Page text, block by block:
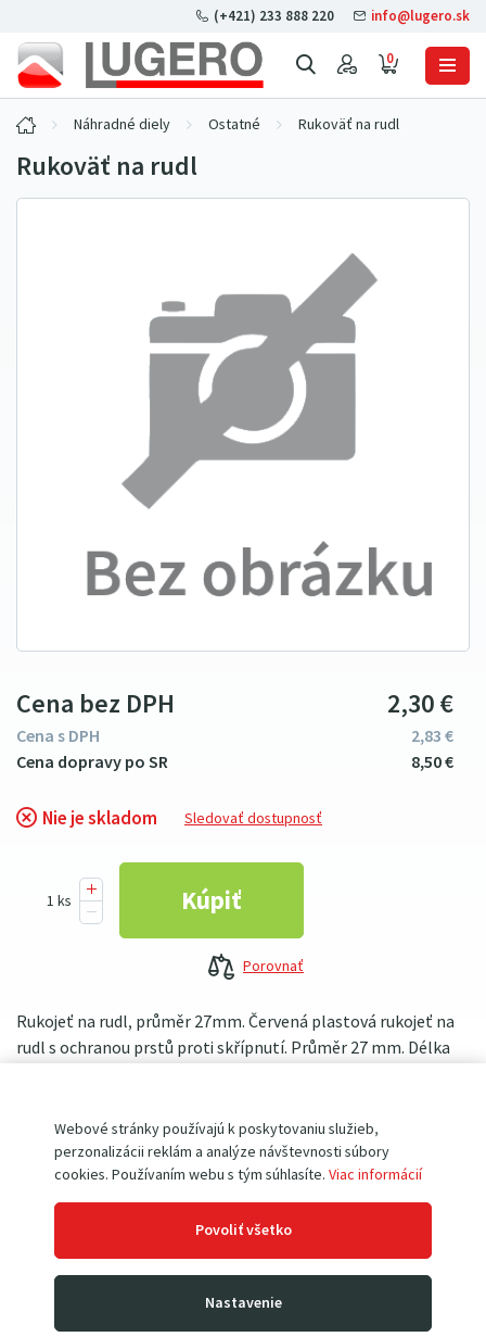
Webové stránky používajú k poskytovaniu služieb,
perzonalizácii reklám a analýze návštevnosti súbory
cookies. Používaním webu s tým súhlasíte. Viac informácií
Povoliť všetko
Nastavenie
0
(+421) 233 888 220 info@lugero.sk
Náhradné diely Ostatné Rukoväť na rudl
Rukoväť na rudl
Rukojeť na rudl, průměr 27mm. Červená plastová rukojeť na
rudl s ochranou prstů proti skřípnutí. Průměr 27 mm. Délka
Kód produktu SP/rukoväť 27
Nie je skladom Sledovať dostupnosť
Cena bez DPH 2 30€
Cena s DPH 2 83€
850€
Porovnať
Odoslať dotaz